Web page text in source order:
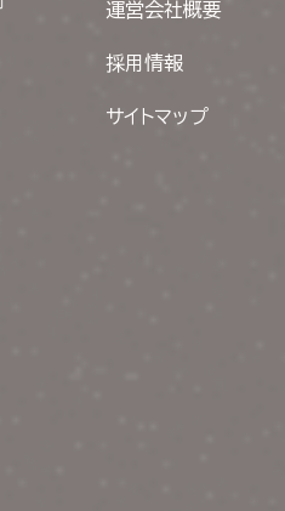
運営会社概要
採用情報
サイトマップ